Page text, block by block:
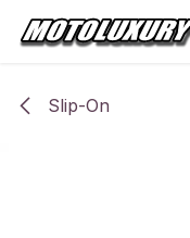
Ir al contenido
Slip-On